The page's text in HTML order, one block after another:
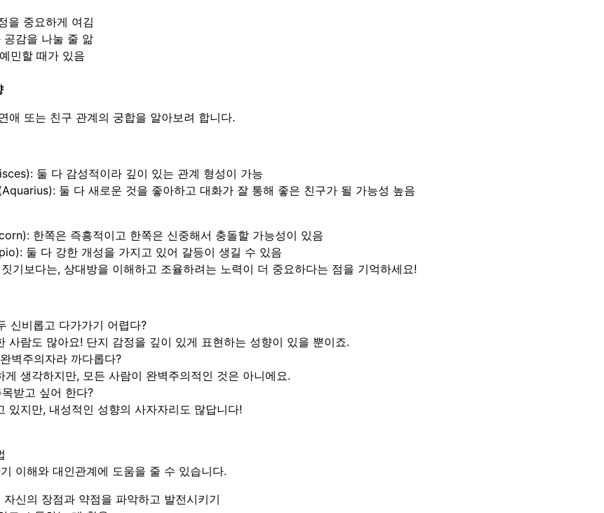
을 중요하게 여김
공감을 나눌 줄 앎
민할 때가 있음
애 또는 친구 관계의 궁합을 알아보려 합니다.
둘 다 감성적이라 깊이 있는 관계 형성이 가능
둘 다 새로운 것을 좋아하고 대화가 잘 통해 좋은 친구가 될 가능성 높음
한쪽은 즉흥적이고 한쪽은 신중해서 충돌할 가능성이 있음
둘 다 강한 개성을 가지고 있어 갈등이 생길 수 있음
기보다는, 상대방을 이해하고 조율하려는 노력이 더 중요하다는 점을 기억하세요!
신비롭고 다가가기 어렵다?
사람도 많아요! 단지 감정을 깊이 있게 표현하는 성향이 있을 뿐이죠.
벽주의자라 까다롭다?
생각하지만, 모든 사람이 완벽주의적인 것은 아니에요.
받고 싶어 한다?
있지만, 내성적인 성향의 사자자리도 많답니다!
이해와 대인관계에 도움을 줄 수 있습니다.
신의 장점과 약점을 파악하고 발전시키기